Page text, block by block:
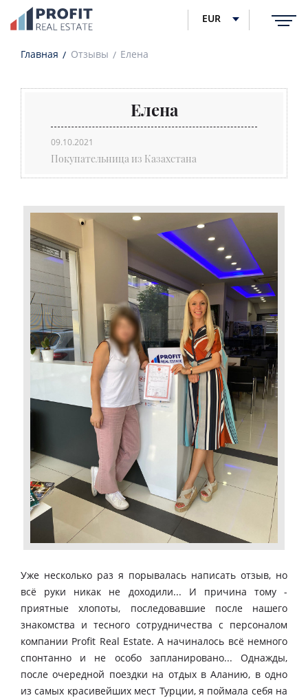
EUR
Главная Отзывы Елена
Елена
09.10.2021
Покупательница из Казахстана
Уже несколько раз я порывалась написать отзыв, но
всё руки никак не доходили... И причина тому -
приятные хлопоты, последовавшие после нашего
знакомства и тесного сотрудничества с персоналом
компании Profit Real Estate. А начиналось всё немного
спонтанно и не особо запланировано... Однажды,
после очередной поездки на отдых в Аланию, в одно
из самых красивейших мест Турции, я поймала себя на